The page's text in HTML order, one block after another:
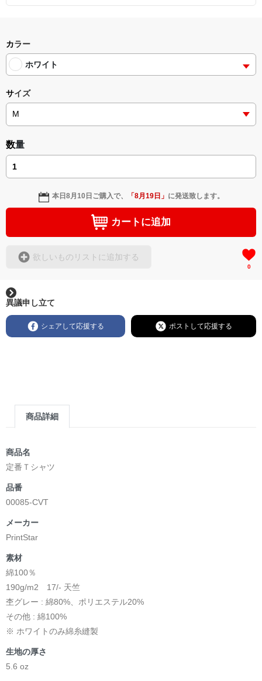
カラー
ホワイト
サイズ
数量
本日8月10日 ご購入で、 「8月19日 」 に発送致します。
カートに追加
欲しいものリストに追加する
0
異議申し立て
シェアして応援する ポストして応援する
商品詳細
商品名
定番Ｔシャツ
品番
00085-CVT
メーカー
PrintStar
素材
綿100％
190g/m2 17/- 天竺
杢グレー : 綿80%、ポリエステル20%
その他 : 綿100%
※ ホワイトのみ綿糸縫製
生地の厚さ
5.6 oz